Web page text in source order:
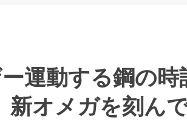
運動する鋼の
新オメガを刻ん